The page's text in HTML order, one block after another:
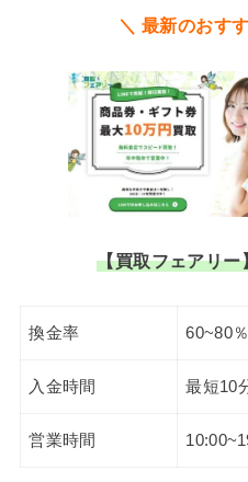
＼ 最新のおす
【買取フェアリー
換金率 60~80％
入金時間 最短10
営業時間